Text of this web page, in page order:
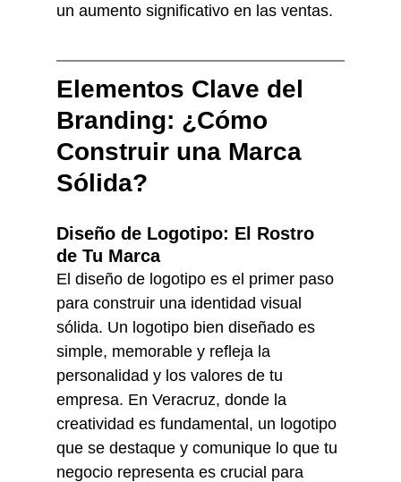
un aumento significativo en las ventas.
Elementos Clave del
Branding: ¿Cómo
Construir una Marca
Sólida?
Diseño de Logotipo: El Rostro
de Tu Marca
El diseño de logotipo es el primer paso
para construir una identidad visual
sólida. Un logotipo bien diseñado es
simple, memorable y refleja la
personalidad y los valores de tu
empresa. En Veracruz, donde la
creatividad es fundamental, un logotipo
que se destaque y comunique lo que tu
negocio representa es crucial para